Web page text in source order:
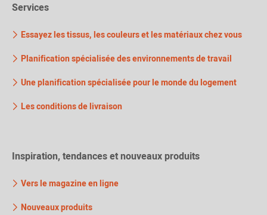
Services
Essayez les tissus, les couleurs et les matériaux chez vous
Planification spécialisée des environnements de travail
Une planification spécialisée pour le monde du logement
Les conditions de livraison
Inspiration, tendances et nouveaux produits
Vers le magazine en ligne
Nouveaux produits